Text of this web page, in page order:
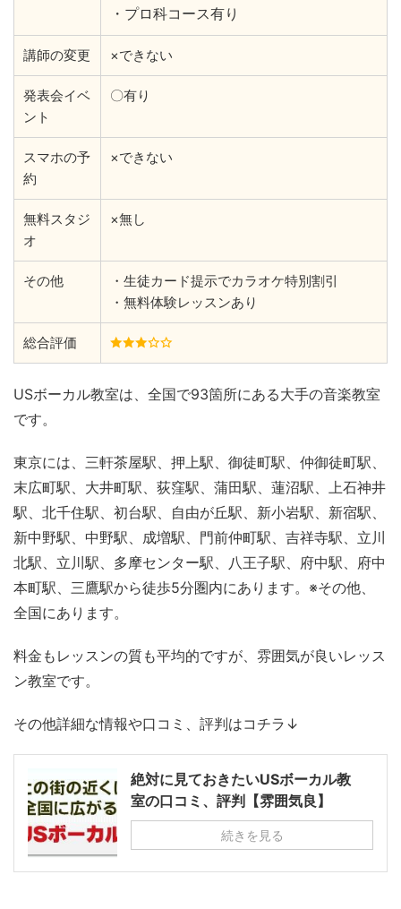
・プロ科コース有り
講師の変更 ×できない
発表会イベ
ント
〇有り
スマホの予
約
×できない
無料スタジ
オ
×無し
その他
・生徒カード提示でカラオケ特別割引
・無料体験レッスンあり
総合評価
USボーカル教室は、全国で93箇所にある大手の音楽教室
です。
東京には、三軒茶屋駅、押上駅、御徒町駅、仲御徒町駅、
末広町駅、大井町駅、荻窪駅、蒲田駅、蓮沼駅、上石神井
駅、北千住駅、初台駅、自由が丘駅、新小岩駅、新宿駅、
新中野駅、中野駅、成増駅、門前仲町駅、吉祥寺駅、立川
北駅、立川駅、多摩センター駅、八王子駅、府中駅、府中
本町駅、三鷹駅から徒歩5分圏内にあります。※その他、
全国にあります。
料金もレッスンの質も平均的ですが、雰囲気が良いレッス
ン教室です。
その他詳細な情報や口コミ、評判はコチラ↓
絶対に見ておきたいUSボーカル教
室の口コミ、評判【雰囲気良】
続きを見る